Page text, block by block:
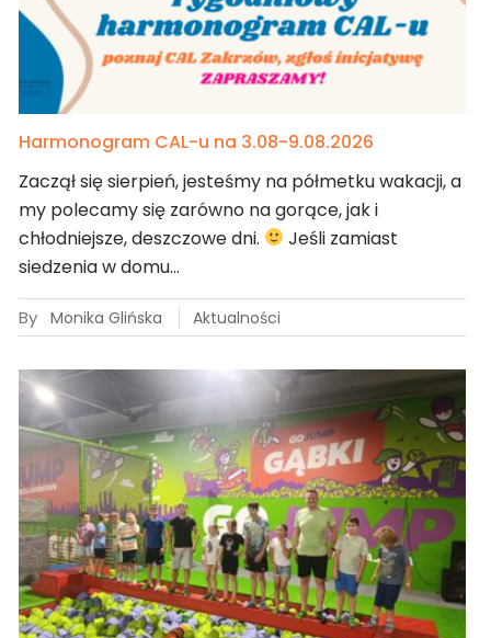
Harmonogram CAL-u na 3.08-9.08.2026
Zaczął się sierpień, jesteśmy na półmetku wakacji, a
my polecamy się zarówno na gorące, jak i
chłodniejsze, deszczowe dni.
Jeśli zamiast
siedzenia w domu…
By Monika Glińska Aktualności